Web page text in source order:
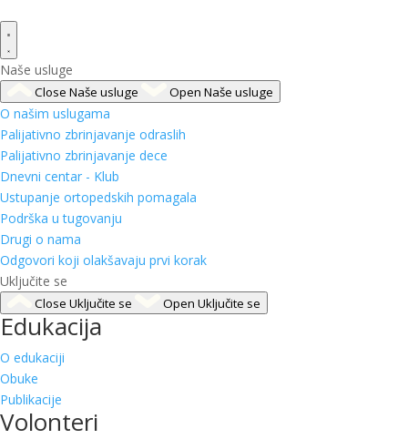
Naše usluge
Close Naše usluge Open Naše usluge
O našim uslugama
Palijativno zbrinjavanje odraslih
Palijativno zbrinjavanje dece
Dnevni centar - Klub
Ustupanje ortopedskih pomagala
Podrška u tugovanju
Drugi o nama
Odgovori koji olakšavaju prvi korak
Uključite se
Close Uključite se Open Uključite se
Edukacija
O edukaciji
Obuke
Publikacije
Volonteri